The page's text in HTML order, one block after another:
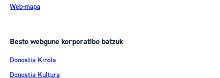
Web-mapa
Beste webgune korporatibo batzuk
Donostia Kirola
Donostia Kultura